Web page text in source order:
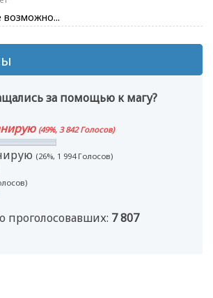
возможно...
за помощью к магу?
(49%, 3 842 Голосов)
(26%, 1 994 Голосов)
проголосовавших: 7 807